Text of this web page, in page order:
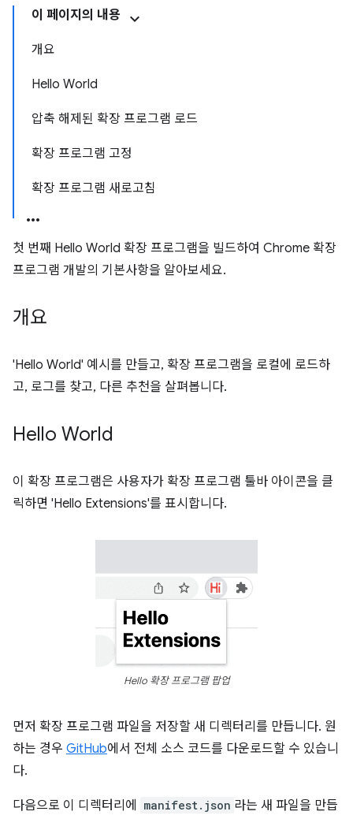
이 페이지의 내용
개요
Hello World
압축 해제된 확장 프로그램 로드
확장 프로그램 고정
확장 프로그램 새로고침
첫 번째 Hello World 확장 프로그램을 빌드하여 Chrome 확장
프로그램 개발의 기본사항을 알아보세요.
개요
'Hello World' 예시를 만들고, 확장 프로그램을 로컬에 로드하
고, 로그를 찾고, 다른 추천을 살펴봅니다.
Hello World
이 확장 프로그램은 사용자가 확장 프로그램 툴바 아이콘을 클
릭하면 'Hello Extensions'를 표시합니다.
Hello 확장 프로그램 팝업
먼저 확장 프로그램 파일을 저장할 새 디렉터리를 만듭니다. 원
하는 경우 GitHub에서 전체 소스 코드를 다운로드할 수 있습니
다.
다음으로 이 디렉터리에 manifest.json 라는 새 파일을 만듭